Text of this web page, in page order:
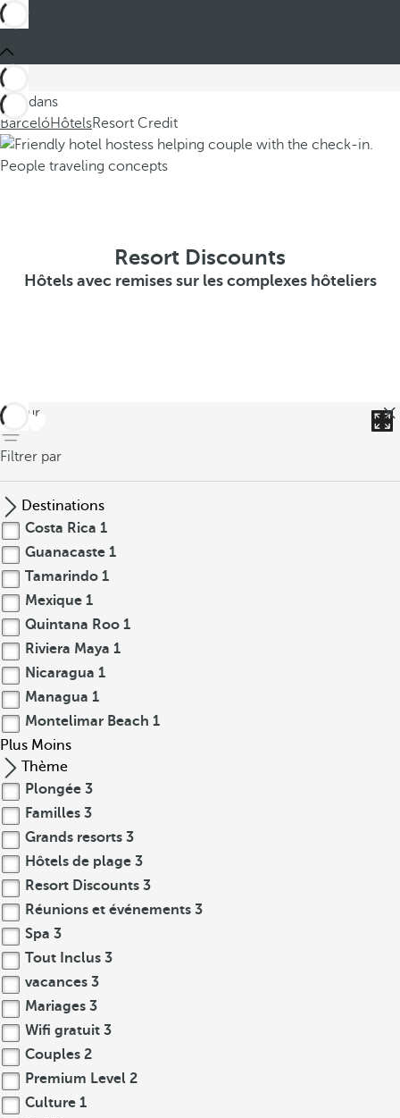
Ces dans
BarcelóHôtelsResort Credit
Resort Discounts
Hôtels avec remises sur les complexes hôteliers
retour
Filtrer par
Destinations
Costa Rica 1
Guanacaste 1
Tamarindo 1
Mexique 1
Quintana Roo 1
Riviera Maya 1
Nicaragua 1
Managua 1
Montelimar Beach 1
Plus Moins
Thème
Plongée 3
Familles 3
Grands resorts 3
Hôtels de plage 3
Resort Discounts 3
Réunions et événements 3
Spa 3
Tout Inclus 3
vacances 3
Mariages 3
Wifi gratuit 3
Couples 2
Premium Level 2
Culture 1